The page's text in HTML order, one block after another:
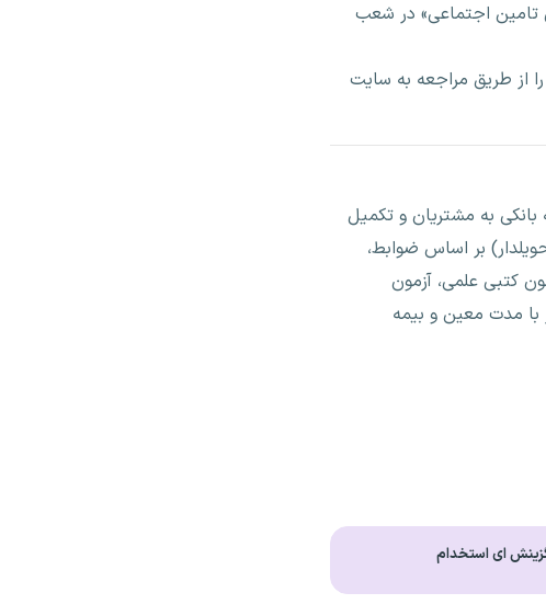
تامین اجتماعی» در شعب
شرکت در آزمون را از طریق مراجعه به سایت
بانکی به مشتریان و تکمیل
بر اساس ضوابط،
کتبی علمی، آزمون
با مدت معین و بیمه
ای استخدام